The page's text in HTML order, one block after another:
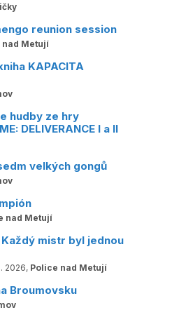
reunion session
nad Metují
KAPACITA
hudby ze hry
DELIVERANCE I a II
velkých gongů
nad Metují
Každý mistr byl jednou
2026, Police nad Metují
Broumovsku